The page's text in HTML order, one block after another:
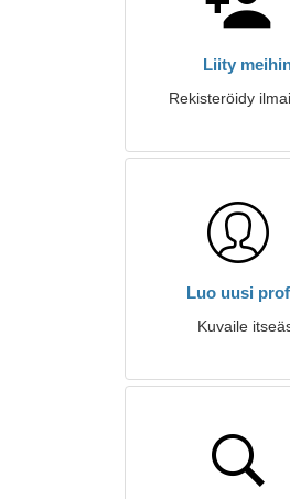
Liity
Rekisteröidy
Luo uusi
Kuvaile